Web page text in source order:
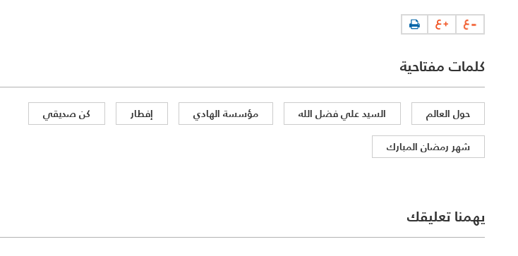
كلمات مفتاحية
حول العالم السيد علي فضل الله مؤسسة الهادي إفطار
كن صديقي
شهر رمضان المبارك
يهمنا تعليقك